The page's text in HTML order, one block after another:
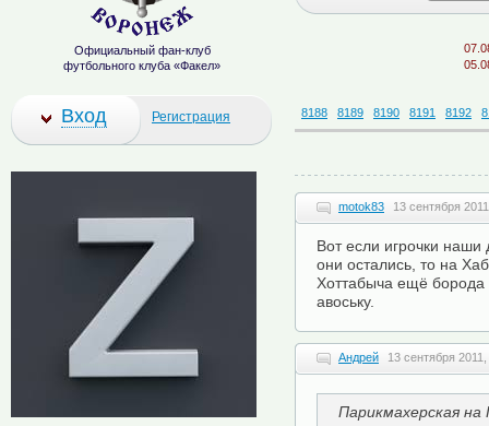
07.08.2026
05.08.2026
8188 8189 8190 8191 8192
motok83 13 сентября
Вот если игрочки наши
они остались, то на
Хоттабыча ещё борода
авоську.
Андрей 13 сентября
Парикмахерская на
Официальный фан-клуб
футбольного клуба «Факел»
Вход Регистрация